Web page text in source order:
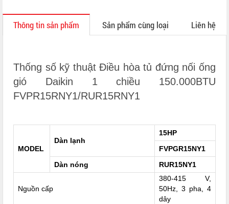
Thông tin sản phẩm Sản phẩm cùng loại Liên hệ
Thống số kỹ thuật Điều hòa tủ đứng nối ống
gió Daikin 1 chiều 150.000BTU
FVPR15RNY1/RUR15RNY1
MODEL
Dàn lạnh
15HP
FVPGR15NY1
Dàn nóng
RUR15NY1
Nguồn cấp
380-415 V,
50Hz, 3 pha, 4
dây